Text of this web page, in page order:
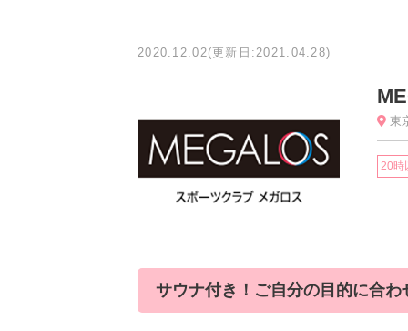
2020.12.02(更新日:2021.04.28)
東
20時
サウナ付き！ご自分の目的に合